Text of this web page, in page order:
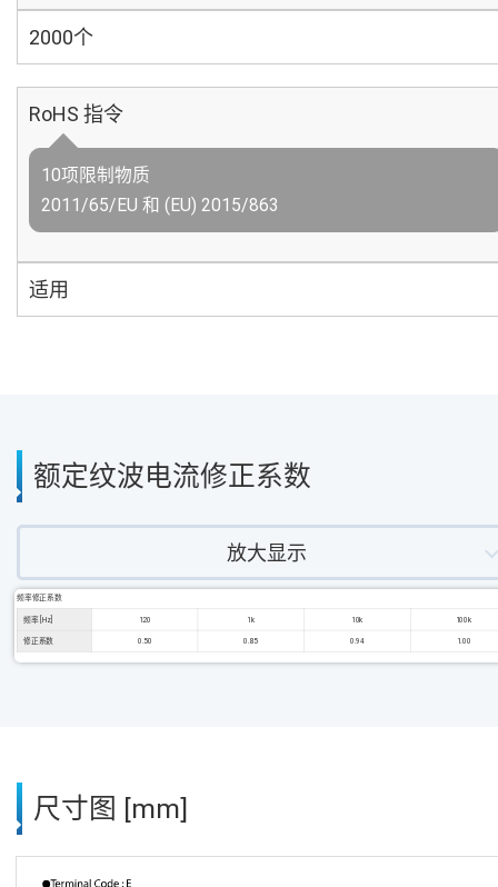
2000个
RoHS 指令
10项限制物质
2011/65/EU 和 (EU) 2015/863
适用
额定纹波电流修正系数
放大显示
频率修正系数
频率 [Hz] 120 1k 10k 100k
修正系数 0.50 0.85 0.94 1.00
尺寸图 [mm]